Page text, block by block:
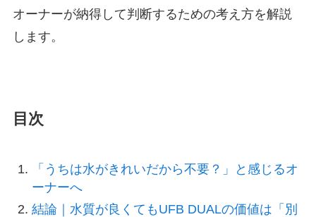
オーナーが納得して判断するための考え方を解説
します。
目次
「うちは水がきれいだから不要？」と感じるオ
ーナーへ
結論｜水質が良くてもUFB DUALの価値は「別